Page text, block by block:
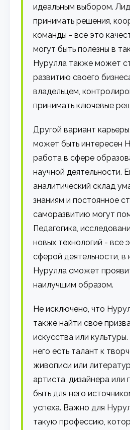
идеальным выбором.
принимать решения,
команды - все это
могут быть полезны в
Нурулла также может
развитию своего
владельцем,
принимать ключевые
Другой вариант
может быть интересен
работа в сфере
научной деятельности.
аналитический склад
знаниям и постоянное
саморазвитию могут
Педагогика,
новых технологий - все
сферой деятельности, в
Нурулла сможет
наилучшим образом.
Не исключено, что
также найти свое
искусства или
него есть талант к
живописи или
артиста, дизайнера или
быть для него
успеха. Важно для
такую профессию,